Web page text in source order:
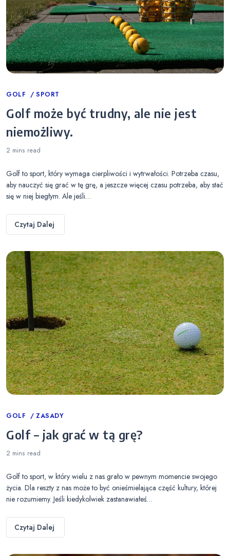
Categories
GOLF SPORT
Golf może być trudny, ale nie jest
niemożliwy.
2 mins read
Golf to sport, który wymaga cierpliwości i wytrwałości. Potrzeba czasu,
aby nauczyć się grać w tę grę, a jeszcze więcej czasu potrzeba, aby stać
się w niej biegłym. Ale jeśli…
Czytaj Dalej
Categories
GOLF ZASADY
Golf – jak grać w tą grę?
2 mins read
Golf to sport, w który wielu z nas grało w pewnym momencie swojego
życia. Dla reszty z nas może to być onieśmielająca część kultury, której
nie rozumiemy. Jeśli kiedykolwiek zastanawiałeś…
Czytaj Dalej